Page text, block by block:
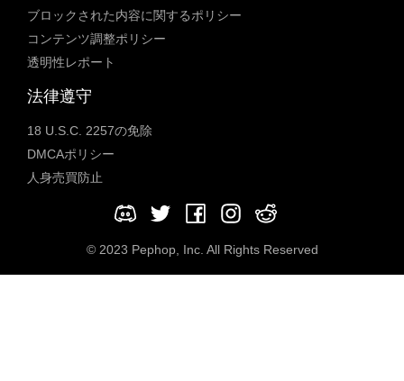
ブロックされた内容に関するポリシー
コンテンツ調整ポリシー
透明性レポート
法律遵守
18 U.S.C. 2257の免除
DMCAポリシー
人身売買防止
© 2023 Pephop, Inc. All Rights Reserved